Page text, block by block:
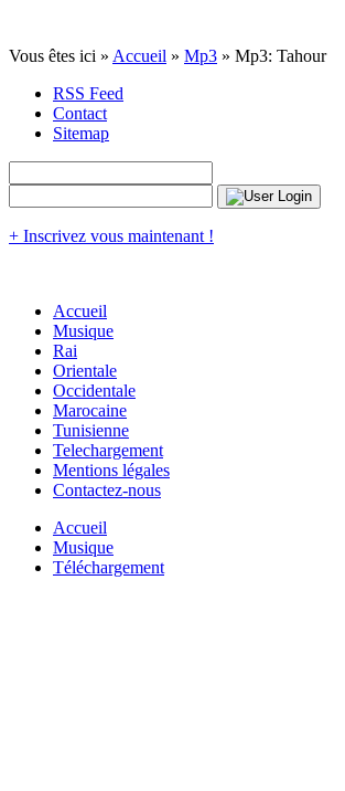
Vous êtes ici » Accueil » Mp3 » Mp3: Tahour
RSS Feed
Contact
Sitemap
+ Inscrivez vous maintenant !
Accueil
Musique
Rai
Orientale
Occidentale
Marocaine
Tunisienne
Telechargement
Mentions légales
Contactez-nous
Accueil
Musique
Téléchargement